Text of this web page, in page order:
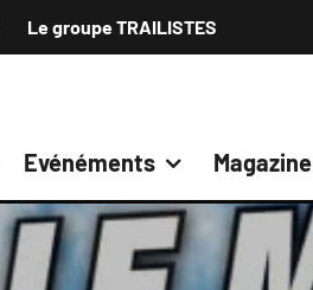
Le groupe TRAILISTES
Evénéments Magazine